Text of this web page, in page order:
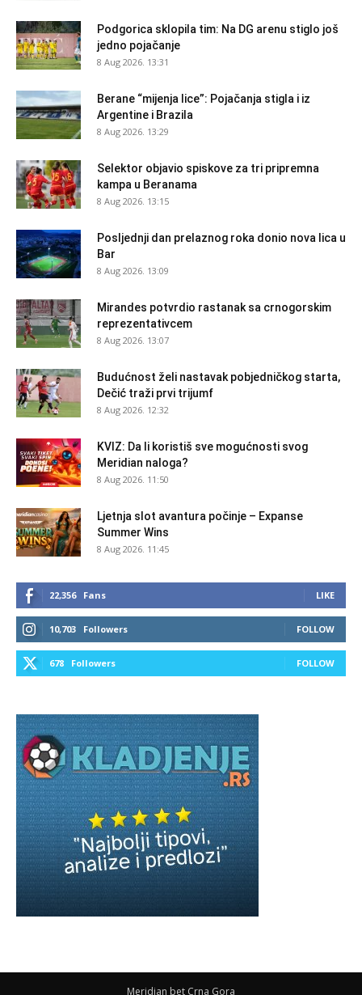
Podgorica sklopila tim: Na DG arenu stiglo još
jedno pojačanje
8 Aug 2026. 13:31
Berane “mijenja lice”: Pojačanja stigla i iz
Argentine i Brazila
8 Aug 2026. 13:29
Selektor objavio spiskove za tri pripremna
kampa u Beranama
8 Aug 2026. 13:15
Posljednji dan prelaznog roka donio nova lica u
Bar
8 Aug 2026. 13:09
Mirandes potvrdio rastanak sa crnogorskim
reprezentativcem
8 Aug 2026. 13:07
Budućnost želi nastavak pobjedničkog starta,
Dečić traži prvi trijumf
8 Aug 2026. 12:32
KVIZ: Da li koristiš sve mogućnosti svog
Meridian naloga?
8 Aug 2026. 11:50
Ljetnja slot avantura počinje – Expanse
Summer Wins
8 Aug 2026. 11:45
22,356 Fans LIKE
10,703 Followers FOLLOW
678 Followers FOLLOW
Meridian bet Crna Gora